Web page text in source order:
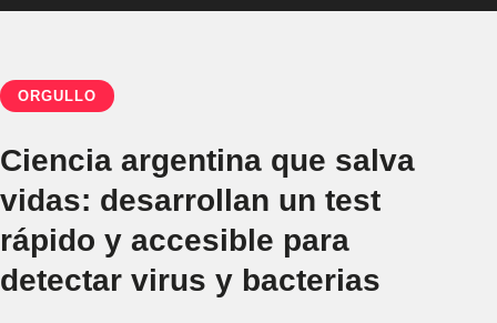
ORGULLO
Ciencia argentina que salva
vidas: desarrollan un test
rápido y accesible para
detectar virus y bacterias